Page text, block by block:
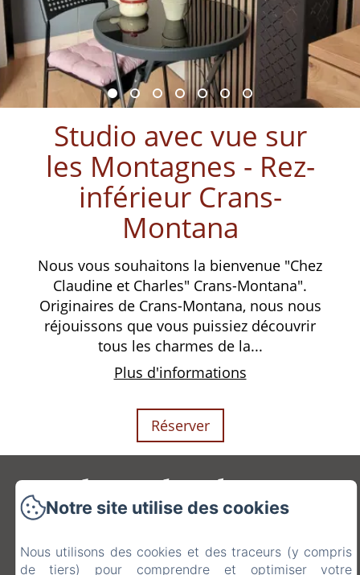
Studio avec vue sur
les Montagnes - Rez-
inférieur Crans-
Montana
Nous vous souhaitons la bienvenue "Chez
Claudine et Charles" Crans-Montana".
Originaires de Crans-Montana, nous nous
réjouissons que vous puissiez découvrir
tous les charmes de la...
Plus d'informations
Réserver
"Chez Claudine Et
Notre site utilise des cookies
Nous utilisons des cookies et des traceurs (y compris
de tiers) pour comprendre et optimiser votre